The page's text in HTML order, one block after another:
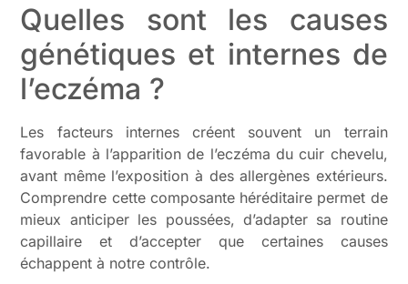
Quelles sont les causes
génétiques et internes de
l’eczéma ?
Les facteurs internes créent souvent un terrain
favorable à l’apparition de l’eczéma du cuir chevelu,
avant même l’exposition à des allergènes extérieurs.
Comprendre cette composante héréditaire permet de
mieux anticiper les poussées, d’adapter sa routine
capillaire et d’accepter que certaines causes
échappent à notre contrôle.